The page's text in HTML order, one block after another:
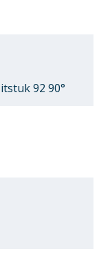
92 90°